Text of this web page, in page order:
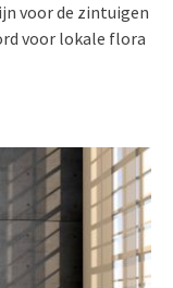
voor de zintuigen
voor lokale flora